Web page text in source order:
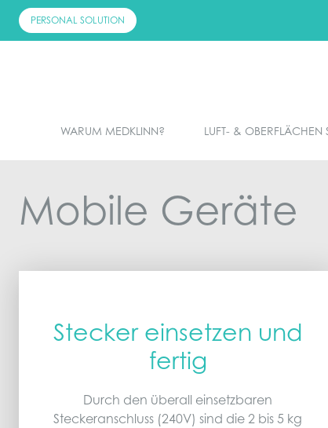
Skip
PERSONAL SOLUTION
WARUM MEDKLINN? LUFT- & OBERFLÄCHEN
Mobile Geräte
Stecker einsetzen und
fertig
Durch den überall einsetzbaren
Steckeranschluss (240V) sind die 2 bis 5 kg